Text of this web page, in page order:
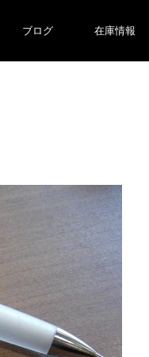
ブログ 在庫情報